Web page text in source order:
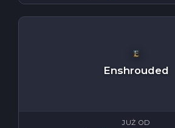
Enshrouded
JUŻ OD